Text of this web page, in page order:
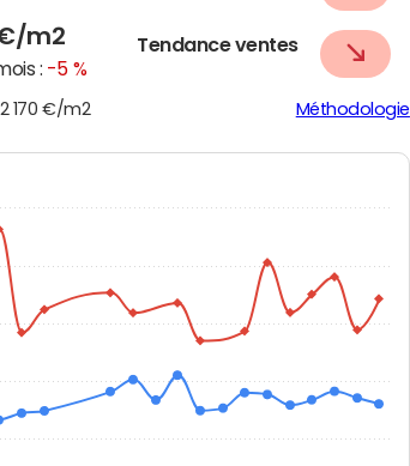
m2
: -5 %
Tendance ventes
2 170 €/m2 Méthodologie